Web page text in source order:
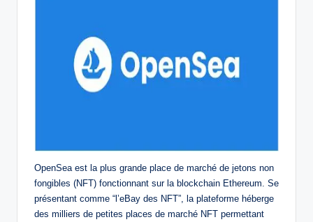
OpenSea est la plus grande place de marché de jetons non
fongibles (NFT) fonctionnant sur la blockchain Ethereum. Se
présentant comme “l’eBay des NFT”, la plateforme héberge
des milliers de petites places de marché NFT permettant